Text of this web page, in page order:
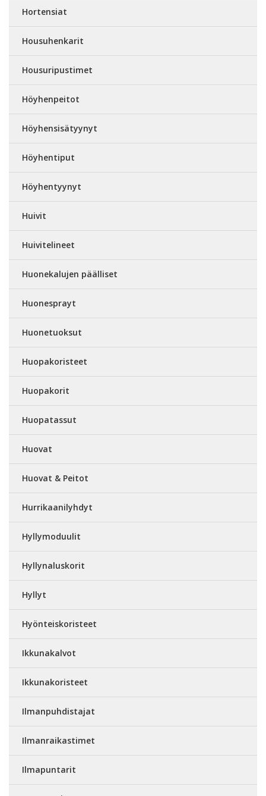
Hortensiat
Housuhenkarit
Housuripustimet
Höyhenpeitot
Höyhensisätyynyt
Höyhentiput
Höyhentyynyt
Huivit
Huivitelineet
Huonekalujen päälliset
Huonesprayt
Huonetuoksut
Huopakoristeet
Huopakorit
Huopatassut
Huovat
Huovat & Peitot
Hurrikaanilyhdyt
Hyllymoduulit
Hyllynaluskorit
Hyllyt
Hyönteiskoristeet
Ikkunakalvot
Ikkunakoristeet
Ilmanpuhdistajat
Ilmanraikastimet
Ilmapuntarit